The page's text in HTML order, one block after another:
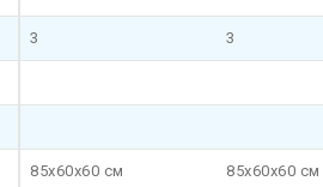
3 3
85x60x60 см 85x60x60 см